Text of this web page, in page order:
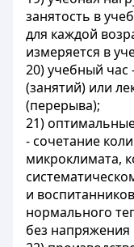
занятость в
для каждой
измеряется в
20) учебный час
(занятий) или
(перерыва);
21)
- сочетание
микроклимата,
и
нормального
без